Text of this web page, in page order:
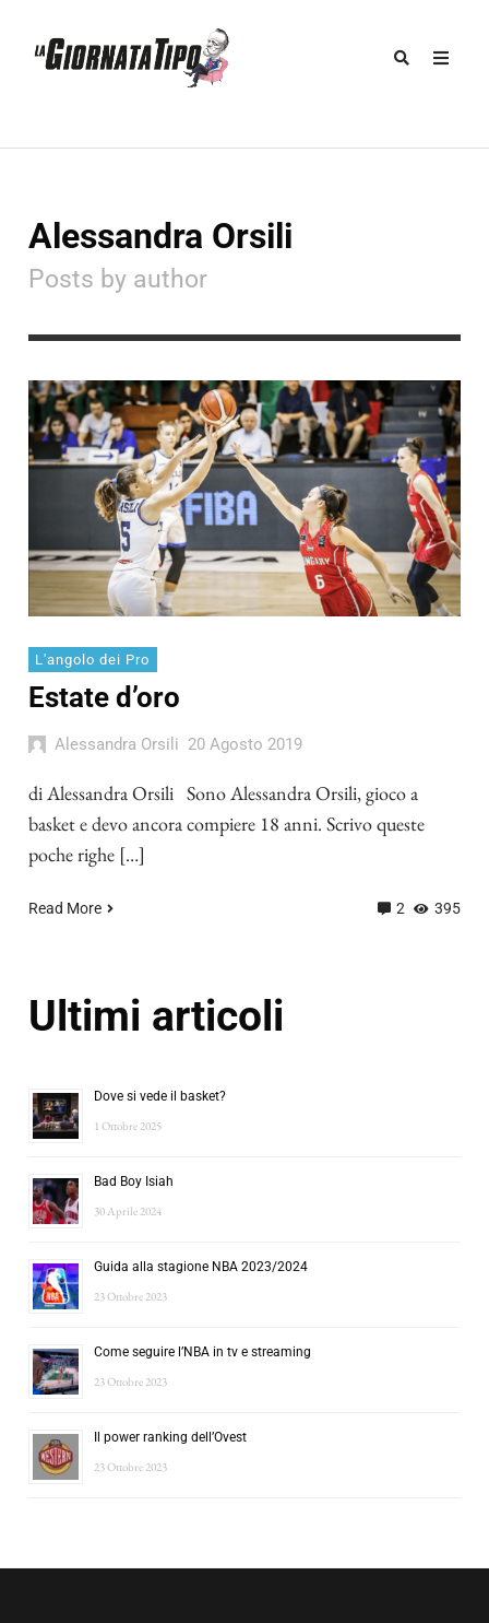
Alessandra Orsili
Posts by author
L'angolo dei Pro
Estate d’oro
Alessandra Orsili 20 Agosto 2019
di Alessandra Orsili Sono Alessandra Orsili, gioco a
basket e devo ancora compiere 18 anni. Scrivo queste
poche righe […]
Read More 2 395
Ultimi articoli
Dove si vede il basket?
1 Ottobre 2025
Bad Boy Isiah
30 Aprile 2024
Guida alla stagione NBA 2023/2024
23 Ottobre 2023
Come seguire l’NBA in tv e streaming
23 Ottobre 2023
Il power ranking dell’Ovest
23 Ottobre 2023